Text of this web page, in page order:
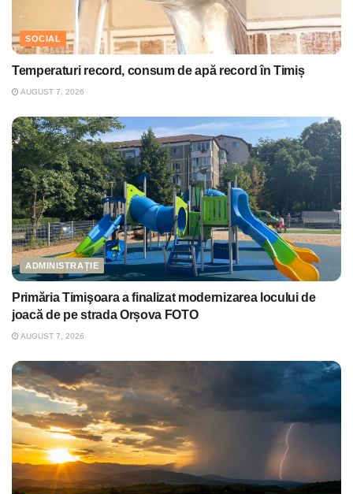
SOCIAL
Temperaturi record, consum de apă record în Timiș
AUGUST 7, 2026
ADMINISTRAȚIE
Primăria Timişoara a finalizat modernizarea locului de
joacă de pe strada Orșova FOTO
AUGUST 7, 2026